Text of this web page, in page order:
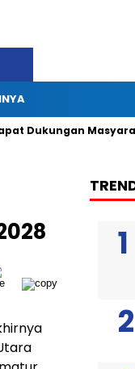
Dukungan Masyarakat,